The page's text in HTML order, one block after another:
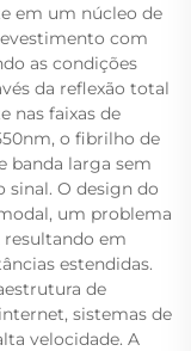
em um núcleo de
com
as condições
da reflexão total
nas faixas de
o fibrilho de
banda larga sem
sinal. O design do
um problema
em
estendidas.
de
sistemas de
velocidade. A